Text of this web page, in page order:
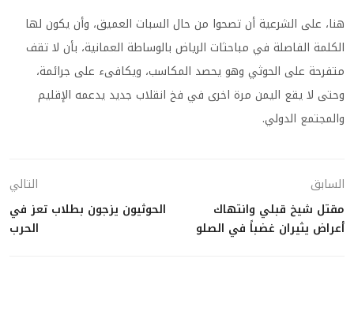
هنا، على الشرعية أن تصحوا من حال السبات العميق، وأن يكون لها
الكلمة الفاصلة في مباحثات الرياض بالوساطة العمانية، بأن لا تقف
متفرحة على الحوثي وهو يحصد المكاسب، ويكافىء على جرائمة،
وحتى لا يقع اليمن مرة اخرى في فخ انقلاب جديد يدعمه الإقليم
والمجتمع الدولي.
السابق
مقتل شيخ قبلي وانتهاك
أعراض يثيران غضباً في الصلو
التالي
الحوثيون يزجون بطلاب تعز في
الحرب